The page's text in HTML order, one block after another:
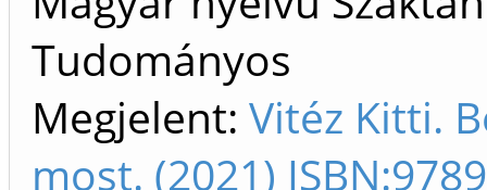
Tudományos
Megjelent: Vitéz Kitti.
most. (2021)